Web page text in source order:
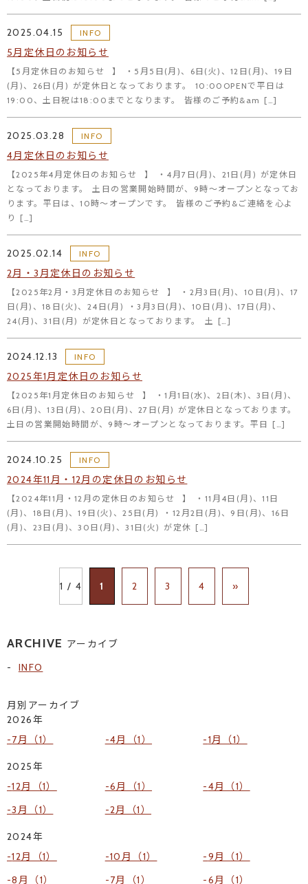
2025.04.15 INFO
5月定休日のお知らせ
【5月定休日のお知らせ⠀】 ・5月5日(月)、6日(火)、12日(月)、19日
(月)、26日(月) が定休日となっております。 10:00OPENで平日は
19:00、土日祝は18:00までとなります。 皆様のご予約&am […]
2025.03.28 INFO
4月定休日のお知らせ
【2025年4月定休日のお知らせ⠀】 ・4月7日(月)、21日(月) が定休日
となっております。 土日の営業開始時間が、9時～オープンとなってお
ります。平日は、10時～オープンです。 皆様のご予約&ご連絡を心よ
り […]
2025.02.14 INFO
2月・3月定休日のお知らせ
【2025年2月・3月定休日のお知らせ⠀】 ・2月3日(月)、10日(月)、17
日(月)、18日(火)、24日(月) ・3月3日(月)、10日(月)、17日(月)、
24(月)、31日(月) が定休日となっております。 土 […]
2024.12.13 INFO
2025年1月定休日のお知らせ
【2025年1月定休日のお知らせ⠀】 ・1月1日(水)、2日(木)、3日(月)、
6日(月)、13日(月)、20日(月)、27日(月) が定休日となっております。
土日の営業開始時間が、9時～オープンとなっております。平日 […]
2024.10.25 INFO
2024年11月・12月の定休日のお知らせ
【2024年11月・12月の定休日のお知らせ⠀】 ・11月4日(月)、11日
(月)、18日(月)、19日(火)、25日(月) ・12月2日(月)、9日(月)、16日
(月)、23日(月)、30日(月)、31日(火) が定休 […]
1 / 4 1 2 3 4 »
ARCHIVE アーカイブ
INFO
月別アーカイブ
2026年
7月（1）
4月（1） 1月（1）
2025年
12月（1）
6月（1）
4月（1）
3月（1）
2月（1）
2024年
12月（1）
10月（1）
9月（1）
8月（1）
7月（1） 6月（1）